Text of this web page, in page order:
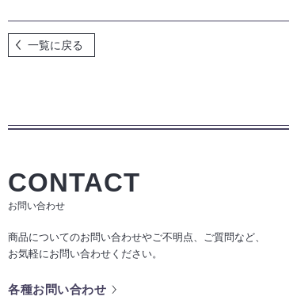
一覧に戻る
CONTACT
お問い合わせ
商品についてのお問い合わせやご不明点、ご質問など、
お気軽にお問い合わせください。
各種お問い合わせ